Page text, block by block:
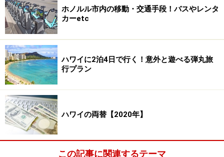
を開催するおもなホテルはこちら＞＞＞子連れにおすす
めホテル ハワイ島、
ヒルトン・ハワイアン・ビレッジ 「キャン
プ・ペンギン」
広さ110平方メートルで、コンピューターステーションも用
意されたキッズルーム
ホノルル市内の移動・交通手段！バスやレンタ
カーetc
ハワイに2泊4日で行く！意外と遊べる弾丸旅
行プラン
ハワイの両替【2020年】
この記事に関連するテーマ